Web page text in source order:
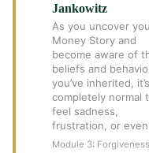
Jankowitz
As you uncover
Money Story and
become aware of
beliefs and
you’ve inherited, it’s
completely normal
feel sadness,
frustration, or
Module 3: